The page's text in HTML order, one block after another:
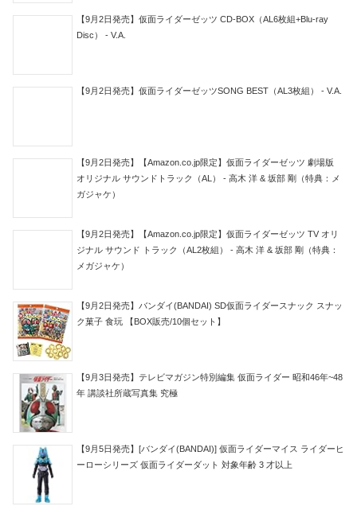
【9月2日発売】仮面ライダーゼッツ CD-BOX（AL6枚組+Blu-ray
Disc） - V.A.
【9月2日発売】仮面ライダーゼッツSONG BEST（AL3枚組） - V.A.
【9月2日発売】【Amazon.co.jp限定】仮面ライダーゼッツ 劇場版
オリジナル サウンドトラック（AL） - 高木 洋 & 坂部 剛（特典：メ
ガジャケ）
【9月2日発売】【Amazon.co.jp限定】仮面ライダーゼッツ TV オリ
ジナル サウンド トラック（AL2枚組） - 高木 洋 & 坂部 剛（特典：
メガジャケ）
【9月2日発売】バンダイ(BANDAI) SD仮面ライダースナック スナッ
ク菓子 食玩 【BOX販売/10個セット】
【9月3日発売】テレビマガジン特別編集 仮面ライダー 昭和46年~48
年 講談社所蔵写真集 究極
【9月5日発売】[バンダイ(BANDAI)] 仮面ライダーマイス ライダーヒ
ーローシリーズ 仮面ライダーダット 対象年齢 3 才以上